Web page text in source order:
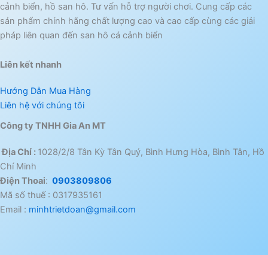
cảnh biển, hồ san hô. Tư vấn hỗ trợ người chơi. Cung cấp các
sản phẩm chính hãng chất lượng cao và cao cấp cùng các giải
pháp liên quan đến san hô cá cảnh biển
Liên kết nhanh
Hướng Dẫn Mua Hàng
Liên hệ với chúng tôi
Công ty TNHH Gia An MT
Địa Chỉ : 1028/2/8 Tân Kỳ Tân Quý, Bình Hưng Hòa, Bình Tân, Hồ
Chí Minh
Điện Thoai: 0903809806
Mã số thuế : 0317935161
Email : minhtrietdoan@gmail.com